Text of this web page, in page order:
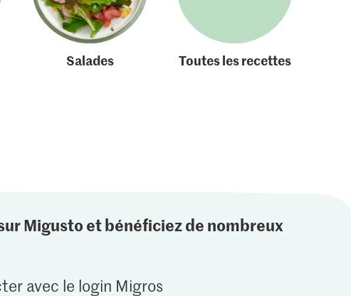
Salades Toutes les recettes
Migusto et bénéficiez de nombreux
avec le login Migros